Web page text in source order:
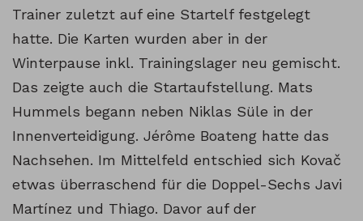
Trainer zuletzt auf eine Startelf festgelegt
hatte. Die Karten wurden aber in der
Winterpause inkl. Trainingslager neu gemischt.
Das zeigte auch die Startaufstellung. Mats
Hummels begann neben Niklas Süle in der
Innenverteidigung. Jérôme Boateng hatte das
Nachsehen. Im Mittelfeld entschied sich Kovač
etwas überraschend für die Doppel-Sechs Javi
Martínez und Thiago. Davor auf der